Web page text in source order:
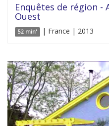
Enquêtes de région -
Ouest
52 min' | France | 2013